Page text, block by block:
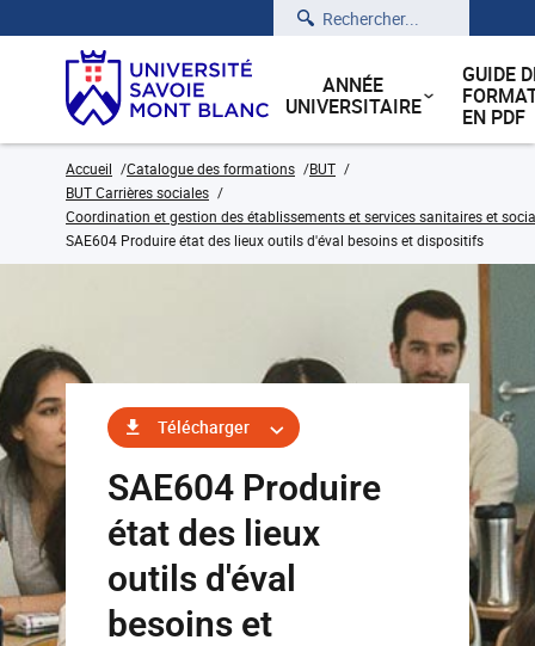
Rechercher
ANNÉE
UNIVERSITAIRE
GUIDE
EN PDF
Accueil Catalogue des formations
BUT
BUT Carrières sociales
Coordination et gestion des établissements et services sanitaires et
SAE604 Produire état des lieux outils d'éval besoins et dispositifs
Télécharger
SAE604 Produire
état des lieux
outils d'éval
besoins et